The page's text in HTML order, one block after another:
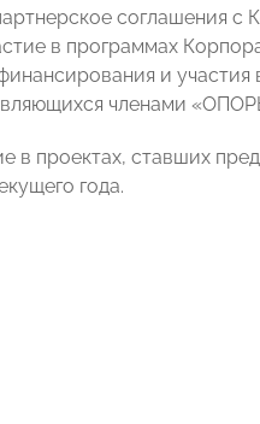
соглашения с
в программах
и участия
являющихся членами
в проектах, ставших
года.